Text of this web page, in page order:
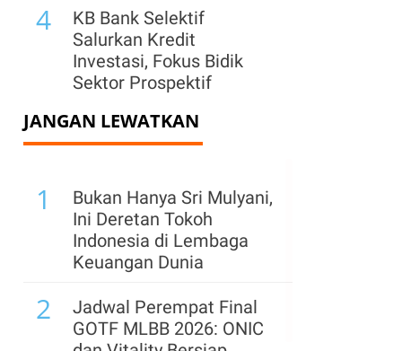
4
KB Bank Selektif
Salurkan Kredit
Investasi, Fokus Bidik
Sektor Prospektif
5
Cetak Net Buy, Big Banks
Kompak Menghijau di
Pekan Ini
BCA Salurkan Kedit
Produktif Rp 802 Triliun
hingga Juni 2026
7
CIMB Niaga Gandeng
Ajaib Perkuat Produk
JANGAN LEWATKAN
1
Bukan Hanya Sri Mulyani,
Ini Deretan Tokoh
Indonesia di Lembaga
Keuangan Dunia
2
Jadwal Perempat Final
GOTF MLBB 2026: ONIC